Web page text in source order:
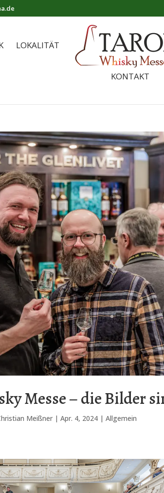
LOKALITÄT
KONTAKT
Messe – die Bilder
Meißner |Apr. 4, 2024 |Allgemein